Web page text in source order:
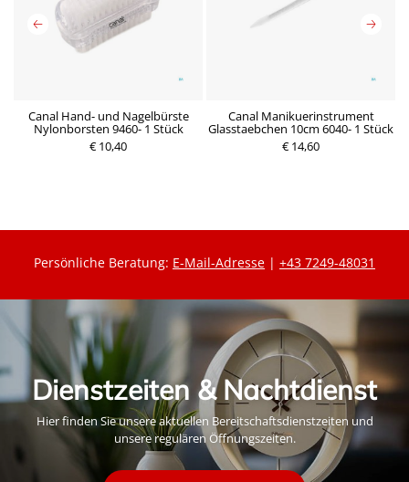
Canal Hand- und Nagelbürste
Nylonborsten 9460- 1 Stück
€ 10,40
Canal Manikuerinstrument
Glasstaebchen 10cm 6040- 1 Stück
€ 14,60
P
Persönliche Beratung: E-Mail-Adresse | +43 7249-48031
Dienstzeiten & Nachtdienst
Hier finden Sie unsere aktuellen Bereitschaftsdienstzeiten und
unsere regulären Öffnungszeiten.